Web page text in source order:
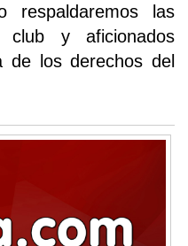
respaldaremos las
club y aficionados
de los derechos del